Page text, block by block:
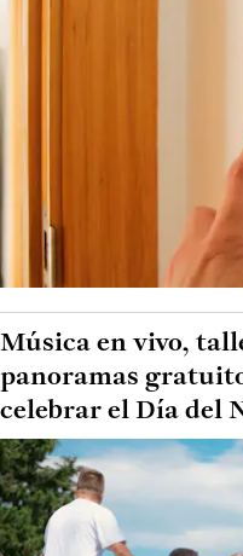
Música en vivo,
panoramas
celebrar el Día del